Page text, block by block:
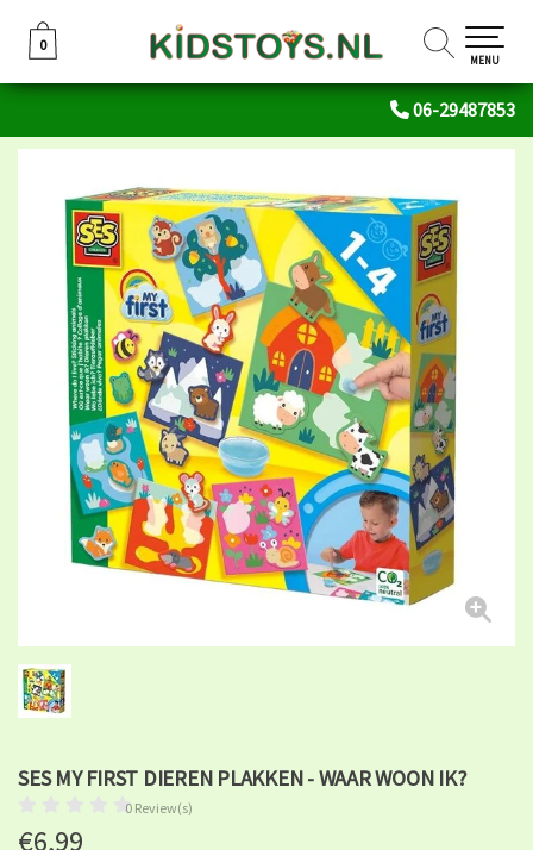
06-29487853
0
0
MENU
SES MY FIRST DIEREN PLAKKEN - WAAR WOON IK?
0 Review(s)
€6,99